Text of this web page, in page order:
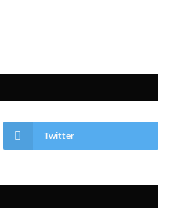
Twitter